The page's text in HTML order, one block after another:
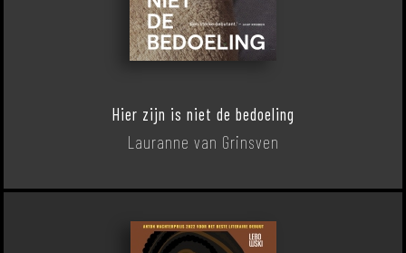
Hier zijn is niet de bedoeling
Lauranne van Grinsven